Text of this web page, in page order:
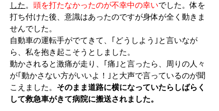
した 。 頭を打たなかったのが不幸中の幸いでした。体を
打ち付けた後、意識はあったのですが身体が全く動きま
せんでした。
自動車の運転手がでてきて、｢どうしよう｣と言いなが
ら、私を抱き起こそうとしました。
動かされると激痛が走り、｢痛｣と言ったら、周りの人々
が｢動かさない方がいいよ！｣と大声で言っているのが聞
こえました。 そのまま道路に横になっていたらしばらく
して救急車がきて病院に搬送されました。